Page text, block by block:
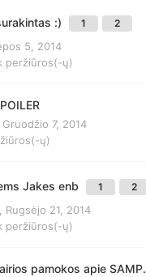
:) 1 2
5, 2014
peržiūros(-ų)
Gruodžio 7, 2014
ų)
Jakes enb 1 2
Rugsėjo 21, 2014
peržiūros(-ų)
pamokos apie SAMP.